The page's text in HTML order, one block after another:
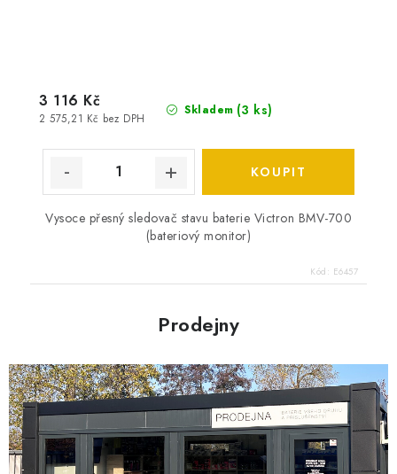
Skladem (3 ks)
2 575,21 Kč bez DPH
3 116 Kč
Vysoce přesný sledovač stavu baterie Victron BMV-700
(bateriový monitor)
Kód: E6457
Prodejny